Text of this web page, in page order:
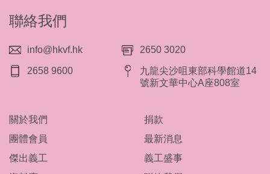
聯絡我們
info@hkvf.hk
2658 9600
2650 3020
九龍尖沙咀東部科學館道14
號新文華中心A座808室
關於我們
捐款
團體會員
最新消息
傑出義工
義工盛事